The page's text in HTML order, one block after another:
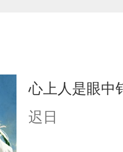
心上人是眼中
迟日